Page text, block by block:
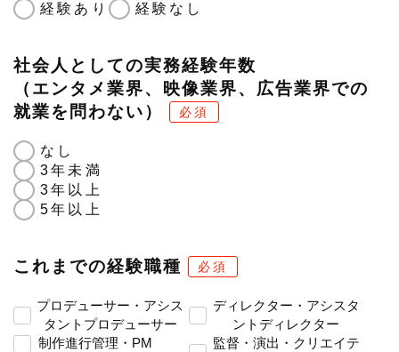
経験あり 経験なし
社会人としての実務経験年数
（エンタメ業界、映像業界、広告業界での
就業を問わない）
必須
なし
3年未満
3年以上
5年以上
これまでの経験職種 必須
プロデューサー・アシス
タントプロデューサー
ディレクター・アシスタ
ントディレクター
制作進行管理・PM
監督・演出・クリエイテ